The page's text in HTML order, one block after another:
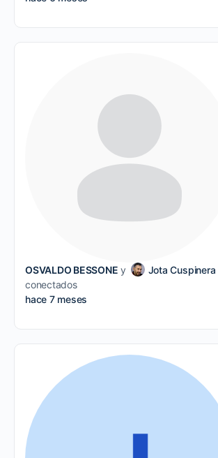
OSVALDO BESSONE y Jota Cuspinera
conectados
hace 7 meses